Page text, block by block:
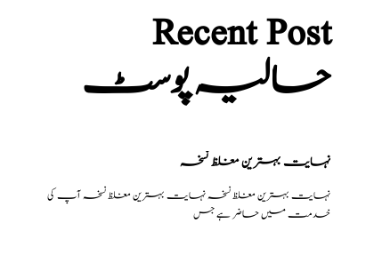
Recent Post
حالیہ پوسٹ
نہایت بہترین مغلظ نسخہ
نہایت بہترین مغلظ نسخہ نہایت بہترین مغلظ نسخہ آپ کی
خدمت میں حاضر ہے جس